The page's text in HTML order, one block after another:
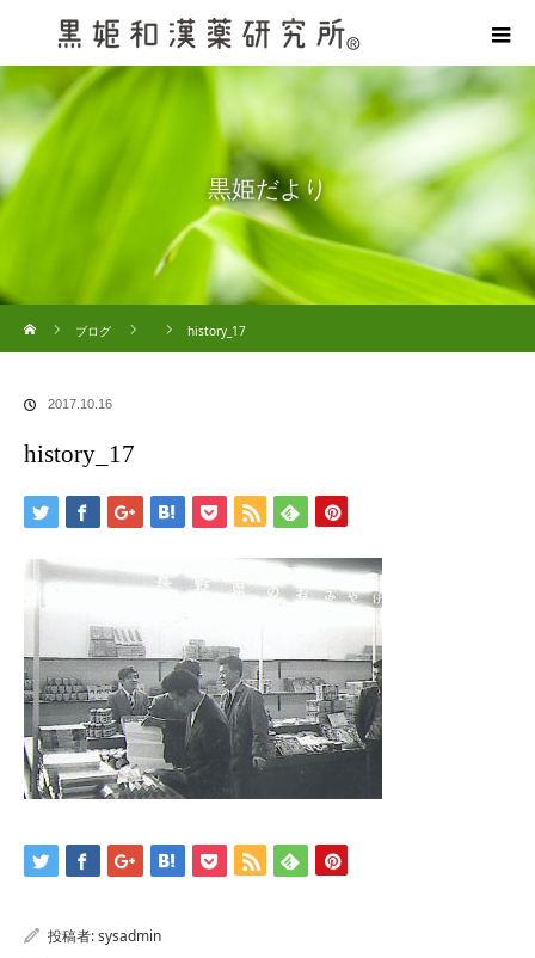
黒姫だより
ブログ
history_17
2017.10.16
history_17
投稿者:sysadmin